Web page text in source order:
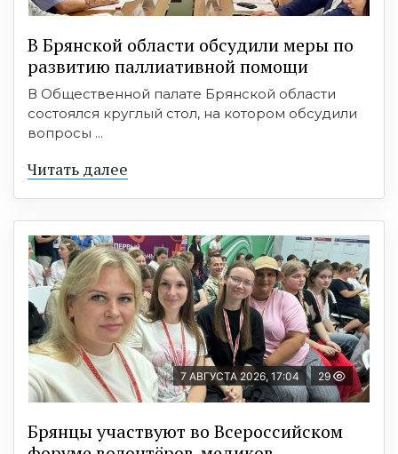
В Брянской области обсудили меры по
развитию паллиативной помощи
В Общественной палате Брянской области
состоялся круглый стол, на котором обсудили
вопросы ...
Читать далее
7 АВГУСТА 2026, 17:04 29
Брянцы участвуют во Всероссийском